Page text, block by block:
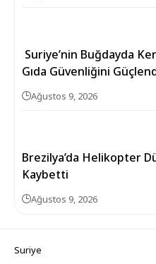
Suriye’nin Buğdayda
Gıda Güvenliğini
Ağustos 9, 2026
Brezilya’da Helikopter
Kaybetti
Ağustos 9, 2026
Suriye